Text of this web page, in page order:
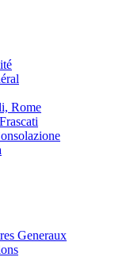
Rome
Generaux